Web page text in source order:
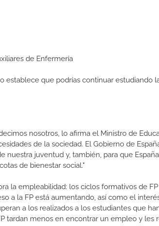
de Enfermería
establece que podrías continuar estudiando
nosotros, lo afirma el Ministro de
de la sociedad. El Gobierno de
nuestra juventud y, también, para que
de bienestar social."
la empleabilidad: los ciclos formativos de
a la FP está aumentando, así como el
a los realizados a los estudiantes que
tardan menos en encontrar un empleo y les